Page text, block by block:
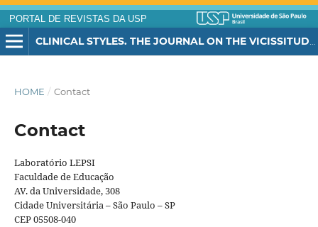
PORTAL DE REVISTAS DA USP
HOME / Contact
Contact
Laboratório LEPSI
Faculdade de Educação
AV. da Universidade, 308
Cidade Universitária – São Paulo – SP
CEP 05508-040